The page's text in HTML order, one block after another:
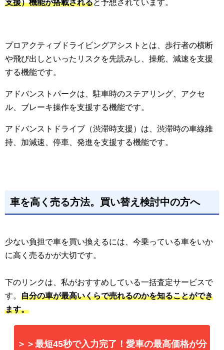
支援）機能が搭載されると予想されています。
プロアクティブドライビングアシストとは、歩行者の横断
や飛び出しといったリスクを先読みし、操舵、減速を支援
する機能です。
アドバンストパークは、駐車時のステアリング、アクセ
ル、ブレーキ操作を支援する機能です。
アドバンストドライブ（渋滞時支援）は、渋滞時の車線維
持、加減速、停車、発進を支援する機能です。
車を高く売る方法。買い替え検討中の方へ
少ない負担で車を買い換えるには、今乗っている車をいか
に高く売るかが大切です。
下のリンクは、私がおすすめしている一括査定サービスで
す。 自分の車が最高いくらで売れるのかを知ることができ
ます。
＞＞最短45秒で入力完了！愛車の最高価格が分